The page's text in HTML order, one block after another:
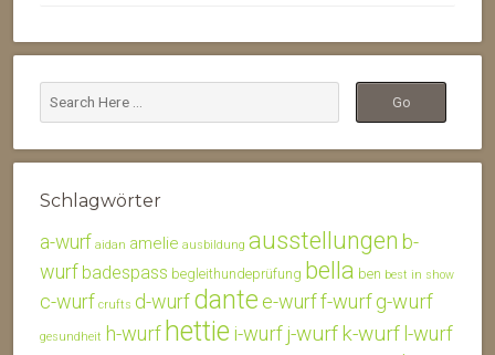
Schlagwörter
a-wurf aidan amelie ausbildung ausstellungen b-
wurf badespass begleithundeprüfung bella ben best in show
c-wurf crufts d-wurfdante e-wurff-wurfg-wurf
gesundheit h-wurf hettiei-wurfj-wurfk-wurf l-wurf